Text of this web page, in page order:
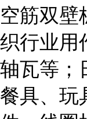
空筋双壁
织行业用
轴瓦等；
餐具、玩